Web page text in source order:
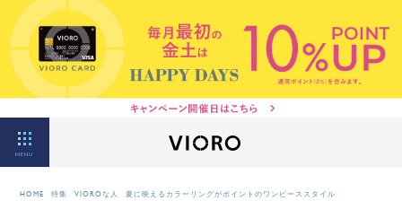
MENU
HOME 特集 VIOROな人 夏に映えるカラーリングがポイントのワンピーススタイル